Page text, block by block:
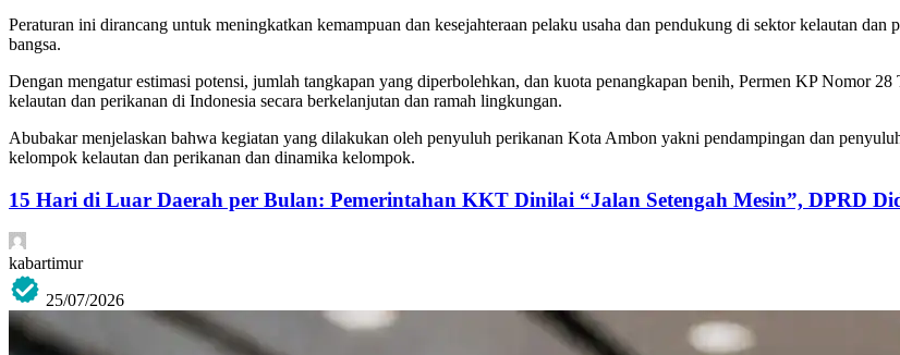
Peraturan ini dirancang untuk meningkatkan kemampuan dan kesejahteraan pelaku usaha dan pendukung di sektor kelautan
bangsa.
Dengan mengatur estimasi potensi, jumlah tangkapan yang diperbolehkan, dan kuota penangkapan benih, Permen KP Nomor
kelautan dan perikanan di Indonesia secara berkelanjutan dan ramah lingkungan.
Abubakar menjelaskan bahwa kegiatan yang dilakukan oleh penyuluh perikanan Kota Ambon yakni pendampingan dan
kelompok kelautan dan perikanan dan dinamika kelompok.
15 Hari di Luar Daerah per Bulan: Pemerintahan KKT Dinilai “Jalan Setengah Mesin”, DPRD
kabartimur
25/07/2026